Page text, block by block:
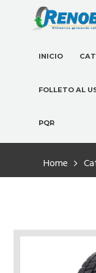
INICIO
FOLLETO AL
PQR
Home